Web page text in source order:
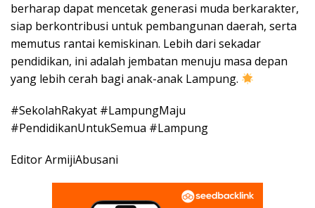
berharap dapat mencetak generasi muda berkarakter,
siap berkontribusi untuk pembangunan daerah, serta
memutus rantai kemiskinan. Lebih dari sekadar
pendidikan, ini adalah jembatan menuju masa depan
yang lebih cerah bagi anak-anak Lampung.
#SekolahRakyat #LampungMaju
#PendidikanUntukSemua #Lampung
Editor ArmijiAbusani